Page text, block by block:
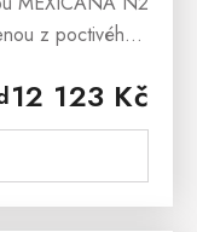
12 123 Kč
z poctivého